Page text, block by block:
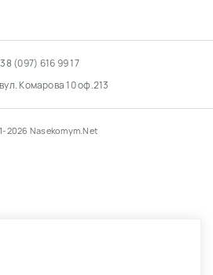
(097) 616 99 17
Комарова 10 оф.213
2026 Nasekomym.Net